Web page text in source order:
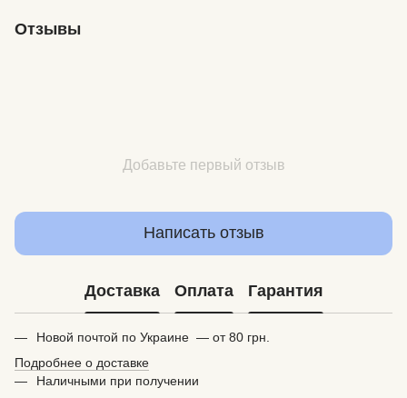
Отзывы
Добавьте первый отзыв
Написать отзыв
Доставка Оплата Гарантия
Новой почтой по Украине — от 80 грн.
Подробнее о доставке
Наличными при получении